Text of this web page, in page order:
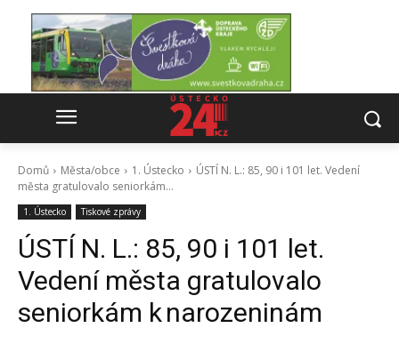
Domů Města/obce 1. Ústecko
ÚSTÍ N. L.: 85, 90 i 101 let. Vedení
města gratulovalo seniorkám...
1. Ústecko Tiskové zprávy
ÚSTÍ N. L.: 85, 90 i 101 let.
Vedení města gratulovalo
seniorkám k narozeninám